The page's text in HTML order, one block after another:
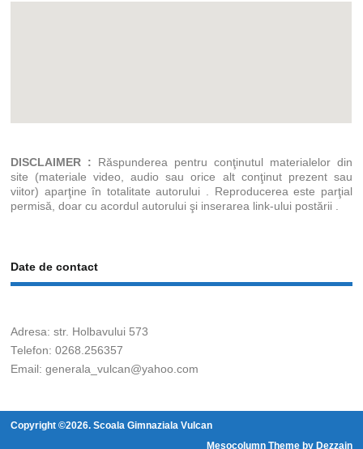
DISCLAIMER : Răspunderea pentru conţinutul materialelor din
site (materiale video, audio sau orice alt conţinut prezent sau
viitor) aparţine în totalitate autorului . Reproducerea este parţial
permisă, doar cu acordul autorului şi inserarea link-ului postării .
Date de contact
Adresa: str. Holbavului 573
Telefon: 0268.256357
Email: generala_vulcan@yahoo.com
Copyright ©2026. Scoala Gimnaziala Vulcan
Mesocolumn Theme by Dezzain